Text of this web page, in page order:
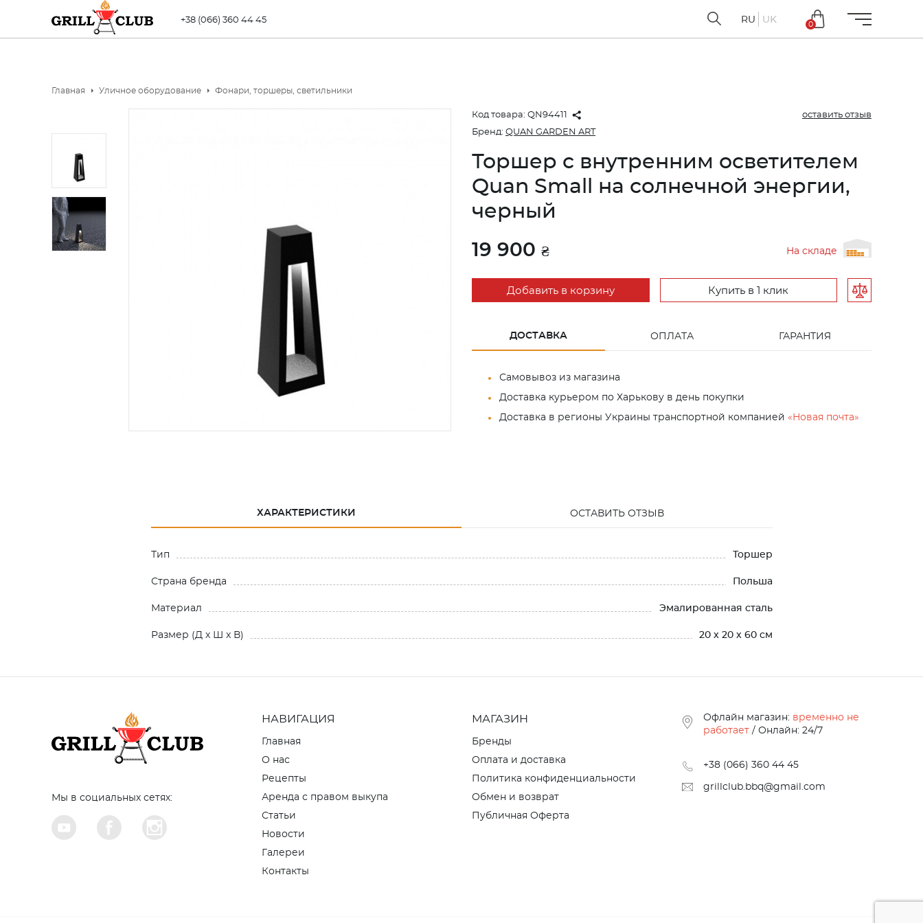
+38 (066) 360 44 45 RU UK
0
Главная Уличное оборудование Фонари, торшеры, светильники
Код товара: QN94411
оставить отзыв
Бренд: QUAN GARDEN ART
Торшер с внутренним осветителем
Quan Small на солнечной энергии,
черный
19 900 ₴ На складе
Добавить в корзину Купить в 1 клик
ДОСТАВКА ОПЛАТА ГАРАНТИЯ
Самовывоз из магазина
Доставка курьером по Харькову в день покупки
Доставка в регионы Украины транспортной компанией «Новая почта»
ХАРАКТЕРИСТИКИ ОСТАВИТЬ ОТЗЫВ
Тип Торшер
Страна бренда Польша
Материал Эмалированная сталь
Размер (Д x Ш x В) 20 x 20 x 60 см
Мы в социальных сетях:
НАВИГАЦИЯ
Главная
О нас
Рецепты
Аренда с правом выкупа
Статьи
Новости
Галереи
Контакты
МАГАЗИН
Бренды
Оплата и доставка
Политика конфиденциальности
Обмен и возврат
Публичная Оферта
Офлайн магазин: временно не
работает / Онлайн: 24/7
+38 (066) 360 44 45
grillclub.bbq@gmail.com